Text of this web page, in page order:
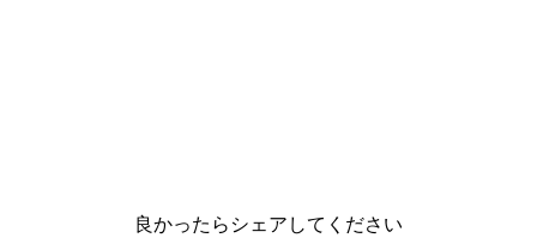
良かったらシェアしてください